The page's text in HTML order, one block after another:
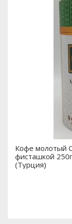
Кофе молотый
фисташкой
(Турция)